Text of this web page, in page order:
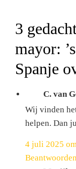
3
mayor:
Spanje
C. van
Wij vinden
helpen. Dan
4 juli 2025